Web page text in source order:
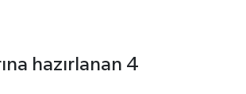
hazırlanan 4